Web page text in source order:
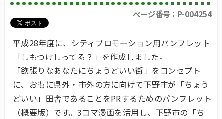
ページ番号：P-004254
平成28年度に、シティプロモーション用パンフレット
「しもつけしってる？」を作成しました。
「欲張りなあなたにちょうどいい街」をコンセプト
に、おもに県外・市外の方に向けて下野市が「ちょう
どいい」田舎であることをPRするためのパンフレット
（概要版）です。3コマ漫画を活用し、下野市の「ち